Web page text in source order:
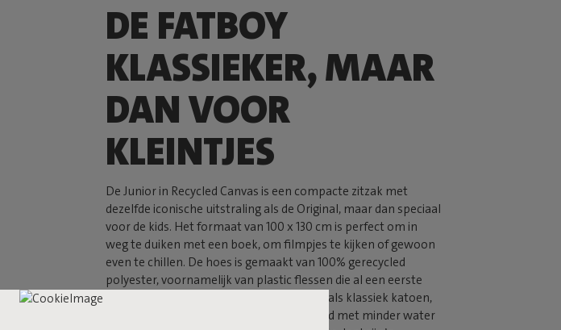
DE FATBOY
KLASSIEKER, MAAR
DAN VOOR
KLEINTJES
De Junior in Recycled Canvas is een compacte zitzak met
dezelfde iconische uitstraling als de Original, maar dan speciaal
voor de kids. Het formaat van 100 x 130 cm is perfect om in
weg te duiken met een boek, om filmpjes te kijken of gewoon
even te chillen. De hoes is gemaakt van 100% gerecycled
polyester, voornamelijk van plastic flessen die al een eerste
leven achter de rug hebben. De stof oogt als klassiek katoen,
voelt heerlijk zacht aan en is geproduceerd met minder water